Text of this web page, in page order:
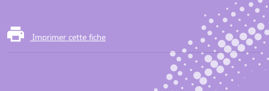
Imprimer cette fiche